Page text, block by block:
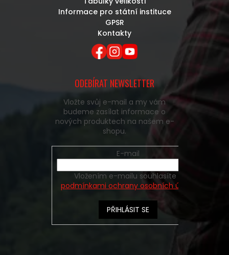
Informace pro státní instituce
GPSR
Kontakty
ODEBÍRAT NEWSLETTER
Vložte svůj e-mail a my vám
budeme zasílat informace o
nových produktech na našem e-
shopu.
E-mail
podmínkami ochrany osobních údajů
PŘIHLÁSIT SE